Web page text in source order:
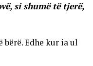
si shumë të tjerë,
Edhe kur ia ul